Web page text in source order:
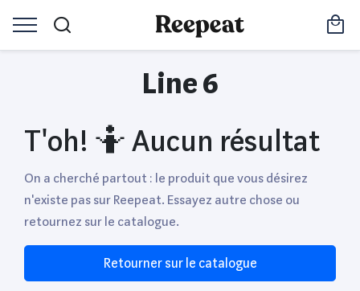
Line 6
T'oh! 🤷 Aucun résultat
On a cherché partout : le produit que vous désirez
n'existe pas sur Reepeat. Essayez autre chose ou
retournez sur le catalogue.
Retourner sur le catalogue